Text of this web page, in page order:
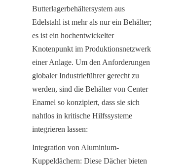
Butterlagerbehältersystem aus
Edelstahl ist mehr als nur ein Behälter;
es ist ein hochentwickelter
Knotenpunkt im Produktionsnetzwerk
einer Anlage. Um den Anforderungen
globaler Industrieführer gerecht zu
werden, sind die Behälter von Center
Enamel so konzipiert, dass sie sich
nahtlos in kritische Hilfssysteme
integrieren lassen:
Integration von Aluminium-
Kuppeldächern: Diese Dächer bieten